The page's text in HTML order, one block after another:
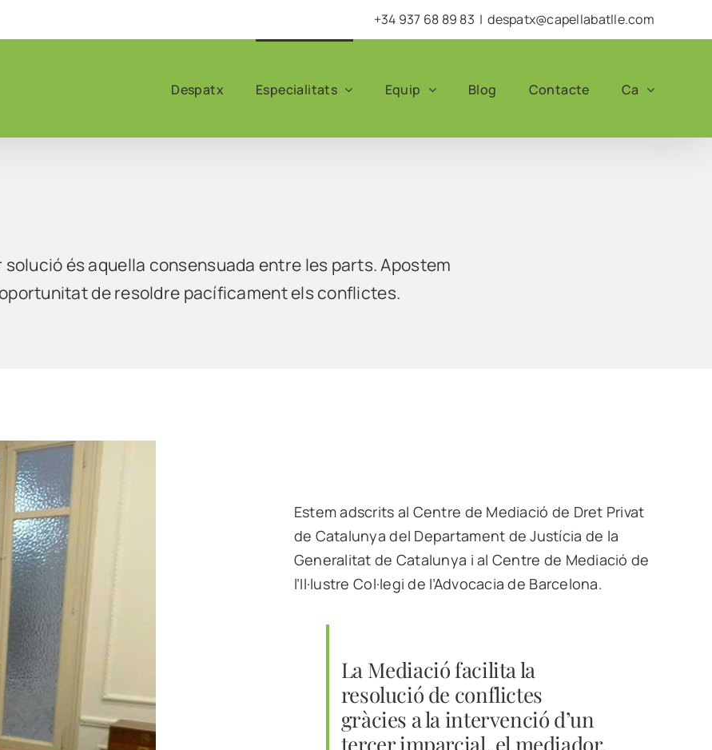
+34 937 68 89 83 | despatx@capellabatlle.com
Despatx Especialitats Equip Blog Contacte Ca
és aquella consensuada entre les parts. Apostem
de resoldre pacíficament els conflictes.
Estem adscrits al Centre de Mediació de Dret Privat
de Catalunya del Departament de Justícia de la
Generalitat de Catalunya i al Centre de Mediació de
l’Il·lustre Col·legi de l’Advocacia de Barcelona.
La Mediació facilita la
resolució de conflictes
gràcies a la intervenció d’un
tercer imparcial, el mediador.